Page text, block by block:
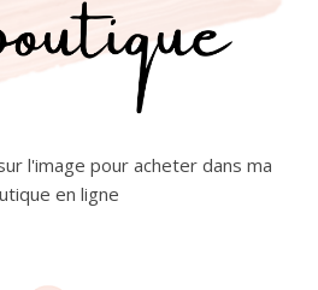
l'image pour acheter dans ma
en ligne